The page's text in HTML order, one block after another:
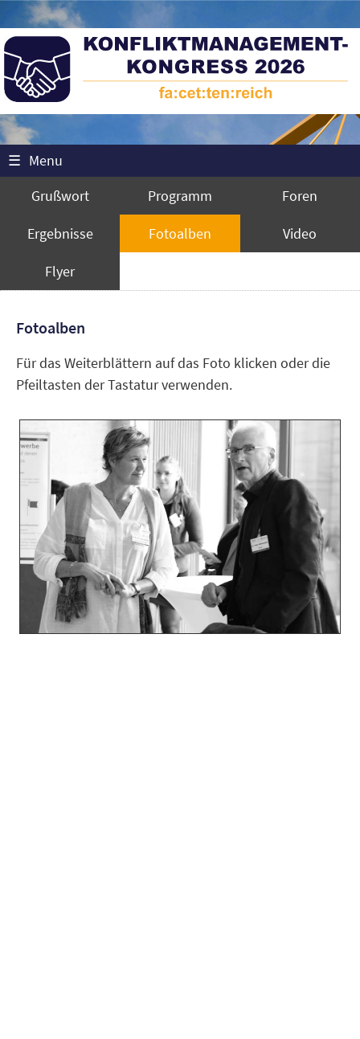
☰ Menu
Grußwort
Programm Foren
Ergebnisse Fotoalben Video
Flyer
Fotoalben
Für das Weiterblättern auf das Foto klicken oder die
Pfeiltasten der Tastatur verwenden.